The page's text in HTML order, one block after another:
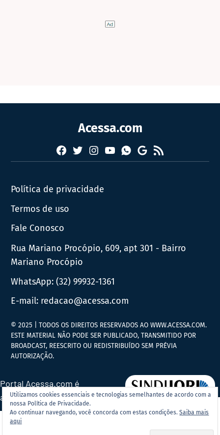
Acessa.com
Facebook
TwitterInstagram
YouTubeWhatsapp
Google
News
RSS
Política de privacidade
Termos de uso
Fale Conosco
Rua Mariano Procópio, 609, apt 301 - Bairro
Mariano Procópio
WhatsApp:(32) 99932-1361
E-mail: redacao@acessa.com
Utilizamos cookies essenciais e tecnologias semelhantes de acordo com a
nossa Política de Privacidade.
Ao continuar navegando, você concorda com estas condições.Saiba mais
aqui
© 2025 | TODOS OS DIREITOS RESERVADOS AO WWW.ACESSA.COM.
ESTE MATERIAL NÃO PODE SER PUBLICADO, TRANSMITIDO POR
BROADCAST, REESCRITO OU REDISTRIBUÍDO SEM PRÉVIA
AUTORIZAÇÃO.
Portal Acessa.com é
associado ao